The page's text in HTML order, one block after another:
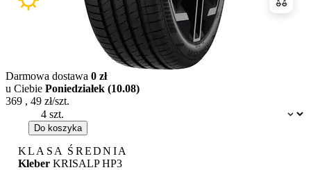
Dostępność:
Darmowa dostawa 0 zł
u Ciebie Poniedziałek (10.08)
369 , 49 zł/szt.
Do koszyka
KLASA ŚREDNIA
Kleber KRISALP HP3